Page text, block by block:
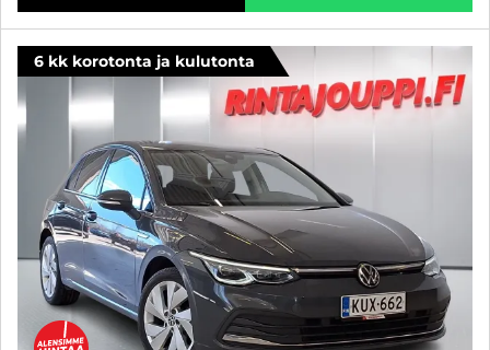
6 kk korotonta ja kulutonta